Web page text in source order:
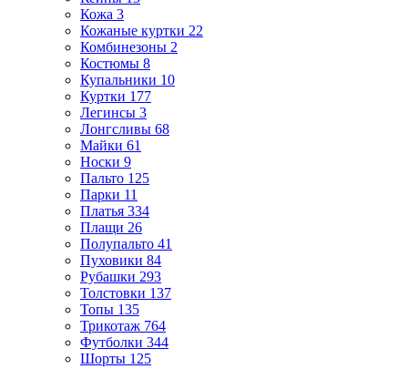
Кожа 3
Кожаные куртки 22
Комбинезоны 2
Костюмы 8
Купальники 10
Куртки 177
Легинсы 3
Лонгсливы 68
Майки 61
Носки 9
Пальто 125
Парки 11
Платья 334
Плащи 26
Полупальто 41
Пуховики 84
Рубашки 293
Толстовки 137
Топы 135
Трикотаж 764
Футболки 344
Шорты 125